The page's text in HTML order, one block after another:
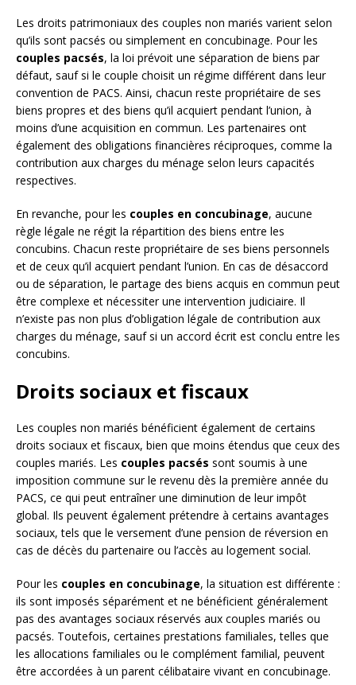
Les droits patrimoniaux des couples non mariés varient selon
qu’ils sont pacsés ou simplement en concubinage. Pour les
couples pacsés, la loi prévoit une séparation de biens par
défaut, sauf si le couple choisit un régime différent dans leur
convention de PACS. Ainsi, chacun reste propriétaire de ses
biens propres et des biens qu’il acquiert pendant l’union, à
moins d’une acquisition en commun. Les partenaires ont
également des obligations financières réciproques, comme la
contribution aux charges du ménage selon leurs capacités
respectives.
En revanche, pour les couples en concubinage, aucune
règle légale ne régit la répartition des biens entre les
concubins. Chacun reste propriétaire de ses biens personnels
et de ceux qu’il acquiert pendant l’union. En cas de désaccord
ou de séparation, le partage des biens acquis en commun peut
être complexe et nécessiter une intervention judiciaire. Il
n’existe pas non plus d’obligation légale de contribution aux
charges du ménage, sauf si un accord écrit est conclu entre les
concubins.
Droits sociaux et fiscaux
Les couples non mariés bénéficient également de certains
droits sociaux et fiscaux, bien que moins étendus que ceux des
couples mariés. Les couples pacsés sont soumis à une
imposition commune sur le revenu dès la première année du
PACS, ce qui peut entraîner une diminution de leur impôt
global. Ils peuvent également prétendre à certains avantages
sociaux, tels que le versement d’une pension de réversion en
cas de décès du partenaire ou l’accès au logement social.
Pour les couples en concubinage, la situation est différente :
ils sont imposés séparément et ne bénéficient généralement
pas des avantages sociaux réservés aux couples mariés ou
pacsés. Toutefois, certaines prestations familiales, telles que
les allocations familiales ou le complément familial, peuvent
être accordées à un parent célibataire vivant en concubinage.